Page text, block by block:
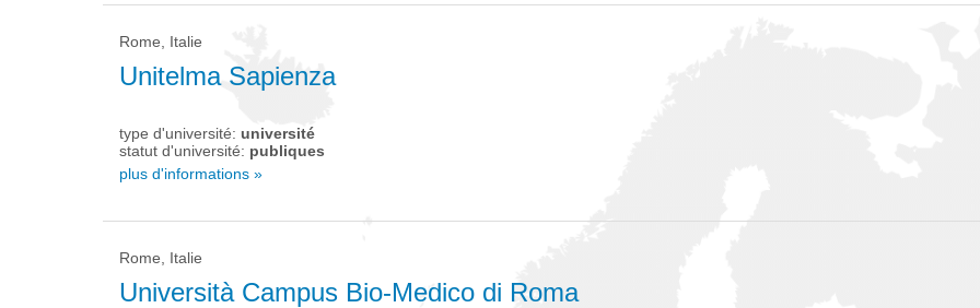
Rome, Italie
Unitelma Sapienza
type d'université: université
statut d'université: publiques
plus d'informations »
Rome, Italie
Università Campus Bio-Medico di Roma